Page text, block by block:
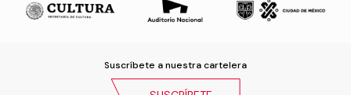
Suscríbete a nuestra cartelera